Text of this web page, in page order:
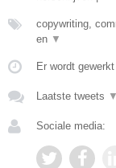
copywriting,
en ▼
Er wordt
Laatste tweets ▼
Sociale media: